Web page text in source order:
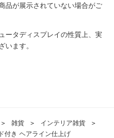
品が展示されていない場合がご
ータディスプレイの性質上、実
います。
＞ 雑貨 ＞ インテリア雑貨
＞
付き ヘアライン仕上げ